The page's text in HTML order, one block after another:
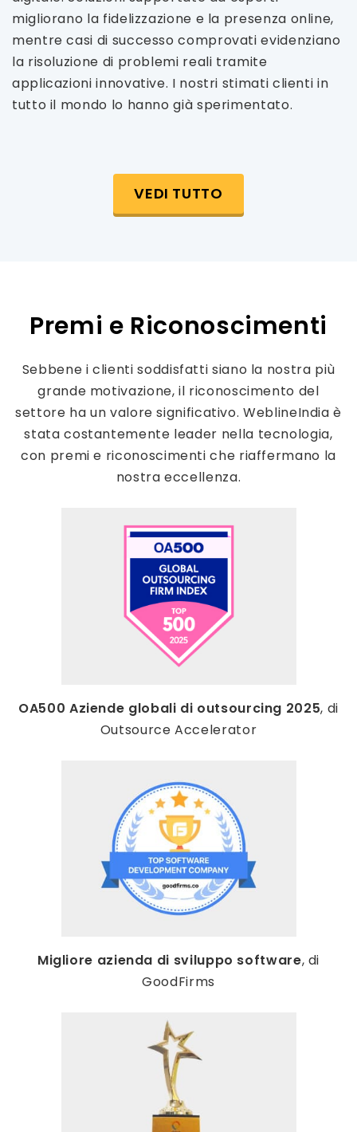
migliorano la fidelizzazione e la presenza online,
mentre casi di successo comprovati evidenziano
la risoluzione di problemi reali tramite
applicazioni innovative. I nostri stimati clienti in
tutto il mondo lo hanno già sperimentato.
VEDI TUTTO
Premi e Riconoscimenti
Sebbene i clienti soddisfatti siano la nostra più
grande motivazione, il riconoscimento del
settore ha un valore significativo. WeblineIndia è
stata costantemente leader nella tecnologia,
con premi e riconoscimenti che riaffermano la
nostra eccellenza.
OA500 Aziende globali di outsourcing 2025, di
Outsource Accelerator
Migliore azienda di sviluppo software, di
GoodFirms